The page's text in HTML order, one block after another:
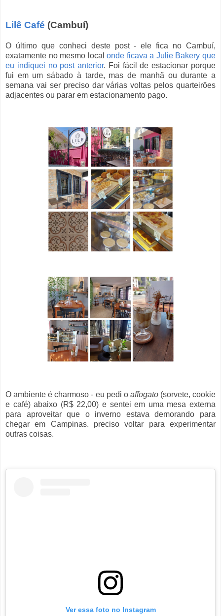
Lilê Café (Cambuí)
O último que conheci deste post - ele fica no Cambuí,
exatamente no mesmo localonde ficava a Julie Bakery que
eu indiquei no post anterior. Foi fácil de estacionar porque
fui em um sábado à tarde, mas de manhã ou durante a
semana vai ser preciso dar várias voltas pelos quarteirões
adjacentes ou parar em estacionamento pago.
O ambiente é charmoso - eu pedi o affogato(sorvete, cookie
e café) abaixo (R$ 22,00) e sentei em uma mesa externa
para aproveitar que o inverno estava demorando para
chegar em Campinas. preciso voltar para experimentar
outras coisas.
Ver essa foto no Instagram